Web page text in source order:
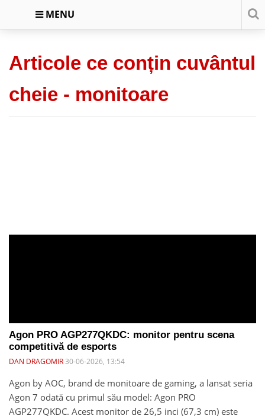
MENU
Articole ce conțin cuvântul
cheie - monitoare
Agon PRO AGP277QKDC: monitor pentru scena
competitivă de esports
DAN DRAGOMIR30-06-2026, 13:54
Agon by AOC, brand de monitoare de gaming, a lansat seria
Agon 7 odată cu primul său model: Agon PRO
AGP277QKDC. Acest monitor de 26,5 inci (67,3 cm) este